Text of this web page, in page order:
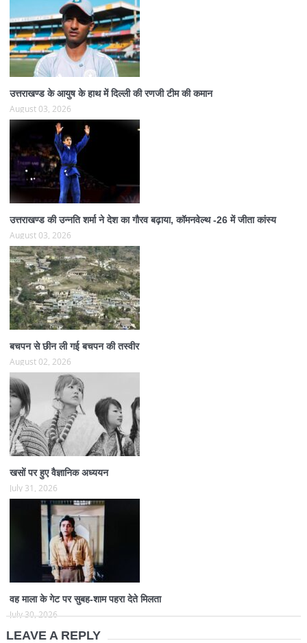
उत्तराखण्ड के आयुष के हाथ में दिल्ली की रणजी टीम की कमान
August 03, 2026
उत्तराखण्ड की उन्नति शर्मा ने देश का गौरव बढ़ाया, कॉमनवेल्थ -26 में जीता कांस्य
August 03, 2026
बचपन से छीन ली गई बचपन की तस्वीर
August 02, 2026
खसों पर हुए वैज्ञानिक अध्ययन
July 31, 2026
वह माला के गेट पर सुबह-शाम पहरा देते मिलता
July 30, 2026
LEAVE A REPLY